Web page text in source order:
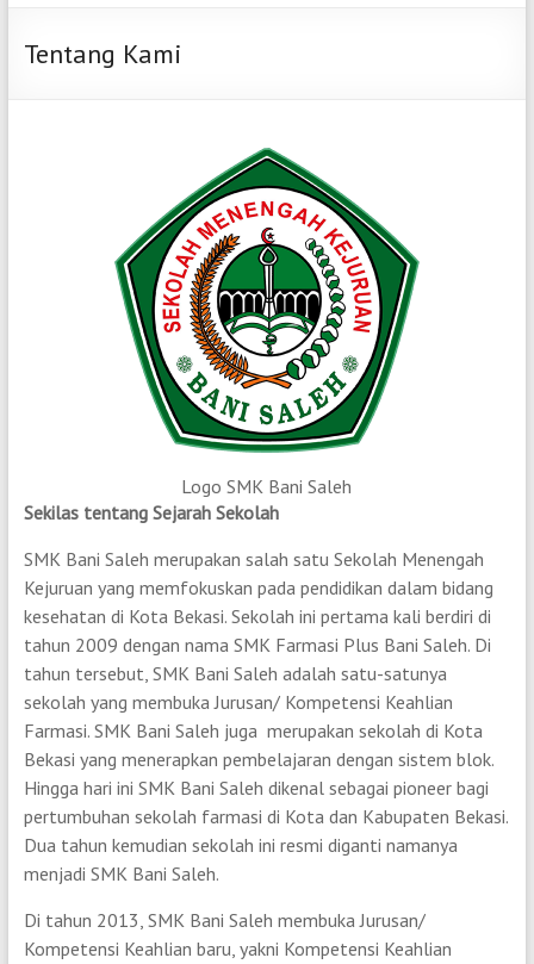
Tentang Kami
Logo SMK Bani Saleh
Sekilas tentang Sejarah Sekolah
SMK Bani Saleh merupakan salah satu Sekolah Menengah
Kejuruan yang memfokuskan pada pendidikan dalam bidang
kesehatan di Kota Bekasi. Sekolah ini pertama kali berdiri di
tahun 2009 dengan nama SMK Farmasi Plus Bani Saleh. Di
tahun tersebut, SMK Bani Saleh adalah satu-satunya
sekolah yang membuka Jurusan/ Kompetensi Keahlian
Farmasi. SMK Bani Saleh juga merupakan sekolah di Kota
Bekasi yang menerapkan pembelajaran dengan sistem blok.
Hingga hari ini SMK Bani Saleh dikenal sebagai pioneer bagi
pertumbuhan sekolah farmasi di Kota dan Kabupaten Bekasi.
Dua tahun kemudian sekolah ini resmi diganti namanya
menjadi SMK Bani Saleh.
Di tahun 2013, SMK Bani Saleh membuka Jurusan/
Kompetensi Keahlian baru, yakni Kompetensi Keahlian